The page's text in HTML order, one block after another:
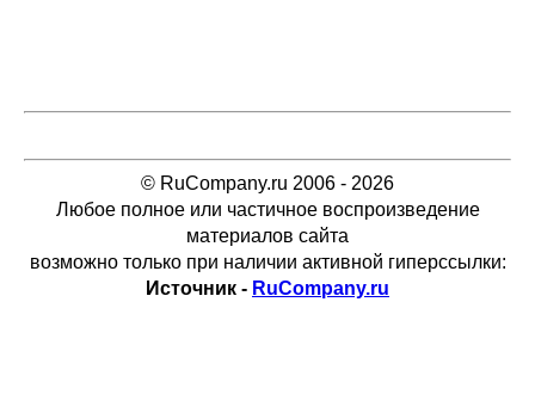
© RuCompany.ru 2006 - 2026
Любое полное или частичное воспроизведение
материалов сайта
возможно только при наличии активной гиперссылки:
Источник - RuCompany.ru